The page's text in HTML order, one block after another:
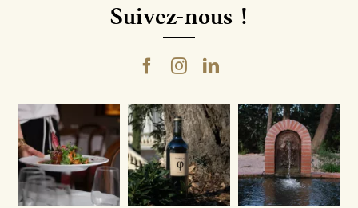
Suivez-nous !